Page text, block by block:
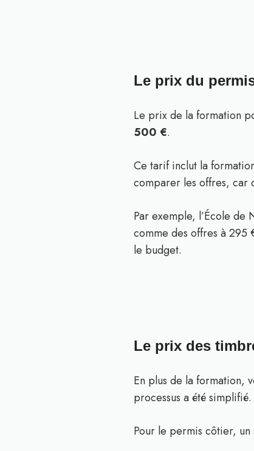
Le prix du
Le prix de la formation
500 €.
Ce tarif inclut la
comparer les offres, car
Par exemple, l’École de
comme des offres à
le budget.
Le prix des
En plus de la formation,
processus a été simplifié.
Pour le permis côtier, un